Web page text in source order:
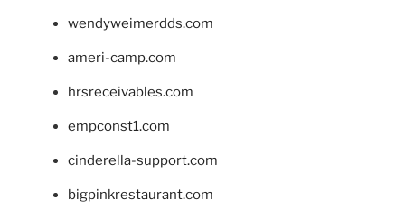
wendyweimerdds.com
ameri-camp.com
hrsreceivables.com
empconst1.com
cinderella-support.com
bigpinkrestaurant.com